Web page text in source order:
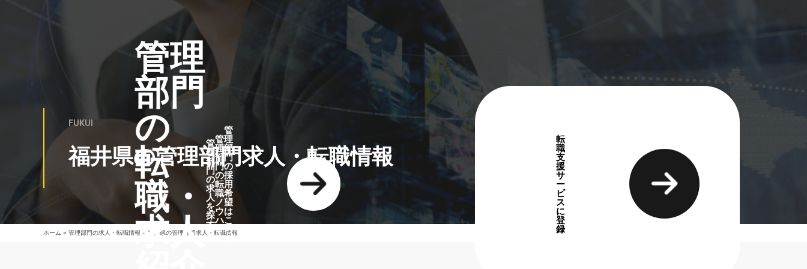
管理
部門
の
転
職・
求人
管
理
部
門
の
求
人
を
探
す
管
理
部
門
の
転
職
ノ
ウ
ハ
ウ
管
理
部
門
の
採
用
希
望
は
こ
ち
ら
転
職
支
援
サ
ー
ビ
ス
に
登
録
FUKUI
福井県の管理部門求人・転職情報
ホーム » 管理部門の求人・転職情報 » 福井県の管理部門求人・転職情報